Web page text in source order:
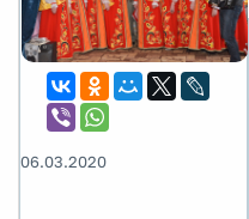
06.03.2020